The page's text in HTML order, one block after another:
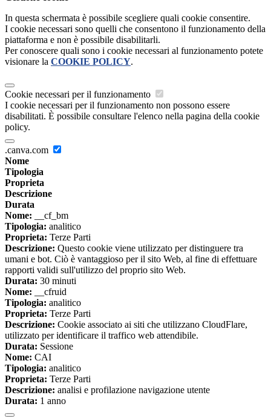
In questa schermata è possibile scegliere quali cookie consentire.
I cookie necessari sono quelli che consentono il funzionamento della
piattaforma e non è possibile disabilitarli.
Per conoscere quali sono i cookie necessari al funzionamento potete
visionare la COOKIE POLICY.
Cookie necessari per il funzionamento
I cookie necessari per il funzionamento non possono essere
disabilitati. È possibile consultare l'elenco nella pagina della cookie
policy.
.canva.com
Nome
Tipologia
Proprieta
Descrizione
Durata
Nome: __cf_bm
Tipologia: analitico
Proprieta: Terze Parti
Descrizione: Questo cookie viene utilizzato per distinguere tra
umani e bot. Ciò è vantaggioso per il sito Web, al fine di effettuare
rapporti validi sull'utilizzo del proprio sito Web.
Durata: 30 minuti
Nome: __cfruid
Tipologia: analitico
Proprieta: Terze Parti
Descrizione: Cookie associato ai siti che utilizzano CloudFlare,
utilizzato per identificare il traffico web attendibile.
Durata: Sessione
Nome: CAI
Tipologia: analitico
Proprieta: Terze Parti
Descrizione: analisi e profilazione navigazione utente
Durata: 1 anno